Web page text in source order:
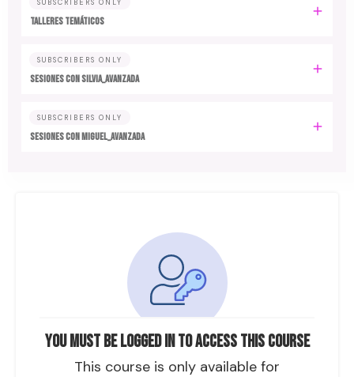
You must be logged in to access this course
This course is only available for
SUBSCRIBERS ONLY
TALLERES TEMÁTICOS
SUBSCRIBERS ONLY
SESIONES CON SILVIA_AVANZADA
SUBSCRIBERS ONLY
SESIONES CON MIGUEL_AVANZADA